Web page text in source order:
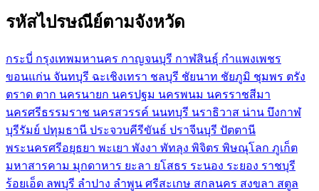
รหัสไปรษณีย์ตามจังหวัด
กระบี่ กรุงเทพมหานคร กาญจนบุรี กาฬสินธุ์ กำแพงเพชร
ขอนแก่น จันทบุรี ฉะเชิงเทรา ชลบุรี ชัยนาท ชัยภูมิ ชุมพร ตรัง
ตราด ตาก นครนายก นครปฐม นครพนม นครราชสีมา
นครศรีธรรมราช นครสวรรค์ นนทบุรี นราธิวาส น่าน บึงกาฬ
บุรีรัมย์ ปทุมธานี ประจวบคีรีขันธ์ ปราจีนบุรี ปัตตานี
พระนครศรีอยุธยา พะเยา พังงา พัทลุง พิจิตร พิษณุโลก ภูเก็ต
มหาสารคาม มุกดาหาร ยะลา ยโสธร ระนอง ระยอง ราชบุรี
ร้อยเอ็ด ลพบุรี ลำปาง ลำพูน ศรีสะเกษ สกลนคร สงขลา สตูล